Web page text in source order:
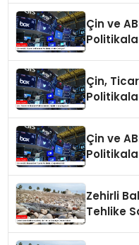
Çin ve
Çin,
Çin ve
Zehirli
Tehlike